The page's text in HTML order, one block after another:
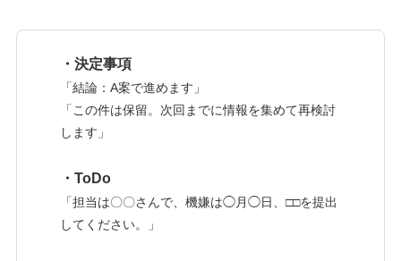
・決定事項
「結論：A案で進めます」
「この件は保留。次回までに情報を集めて再検討
します」
・ToDo
「担当は〇〇さんで、機嫌は◯月◯日、□□を提出
してください。」